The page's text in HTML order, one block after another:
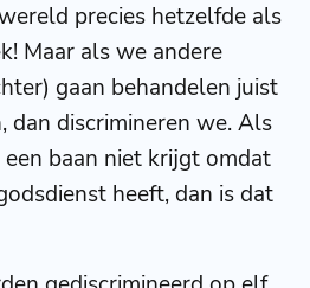
precies hetzelfde als
Maar als we andere
gaan behandelen juist
dan discrimineren we. Als
baan niet krijgt omdat
heeft, dan is dat